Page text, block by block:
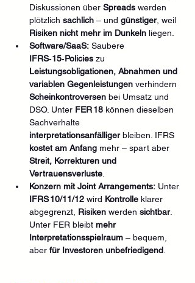
Diskussionen über Spreads werden
plötzlich sachlich – und günstiger, weil
Risiken nicht mehr im Dunkeln liegen.
Software/SaaS: Saubere
IFRS‑15‑Policies zu
Leistungsobligationen, Abnahmen und
variablen Gegenleistungen verhindern
Scheinkontroversen bei Umsatz und
DSO. Unter FER 18 können dieselben
Sachverhalte
interpretationsanfälliger bleiben. IFRS
kostet am Anfang mehr – spart aber
Streit, Korrekturen und
Vertrauensverluste
Konzern mit Joint Arrangements: Unter
IFRS 10/11/12 wird Kontrolle klarer
abgegrenzt, Risiken werden sichtbar.
Unter FER bleibt mehr
Interpretationsspielraum – bequem,
aber für Investoren unbefriedigend